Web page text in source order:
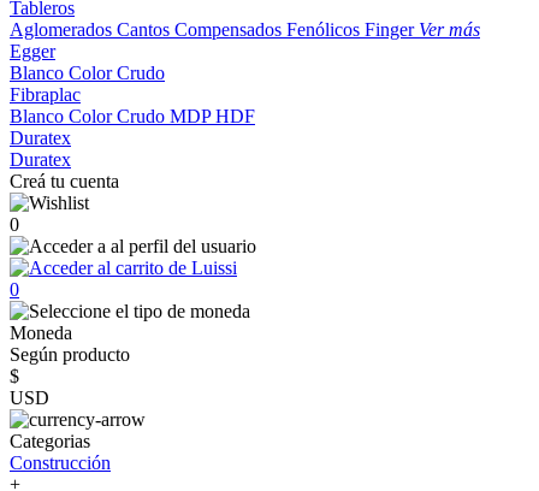
Tableros
Aglomerados Cantos Compensados Fenólicos Finger Ver más
Egger
Blanco ColorCrudo
Fibraplac
Blanco ColorCrudo MDPHDF
Duratex
Duratex
Creá tu cuenta
0
0
Moneda
Según producto
$
USD
Categorias
Construcción
+